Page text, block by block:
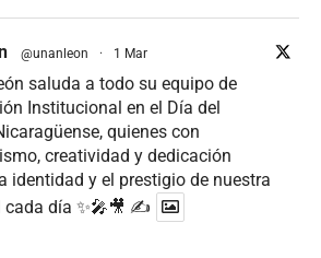
@unanleon · 1 Mar
saluda a todo su equipo de
Institucional en el Día del
quienes con
creatividad y dedicación
identidad y el prestigio de nuestra
cada día ✨🎤🎥 ✍